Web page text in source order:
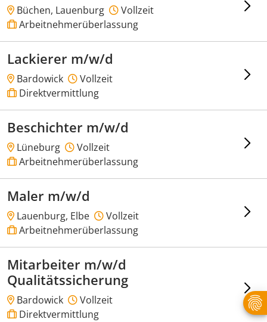
Büchen, Lauenburg
Vollzeit
Arbeitnehmerüberlassung
Lackierer m/w/d
Bardowick
Vollzeit
Direktvermittlung
Beschichter m/w/d
Lüneburg
Vollzeit
Arbeitnehmerüberlassung
Maler m/w/d
Lauenburg, Elbe
Vollzeit
Arbeitnehmerüberlassung
Mitarbeiter m/w/d
Qualitätssicherung
Bardowick
Vollzeit
Direktvermittlung